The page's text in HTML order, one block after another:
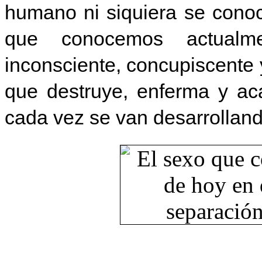
humano ni siquiera se
que conocemos
inconsciente,
que destruye, enferma y
cada vez se van